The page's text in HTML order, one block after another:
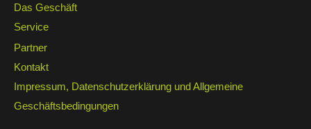
Das Geschäft
Service
Partner
Kontakt
Impressum, Datenschutzerklärung und Allgemeine
Geschäftsbedingungen